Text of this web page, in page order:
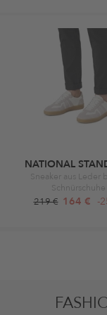
NATIONAL
Sneaker aus Leder
Schnürschuhe
219 € 164 € -